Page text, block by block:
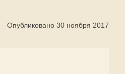
Опубликовано 30 ноября 2017